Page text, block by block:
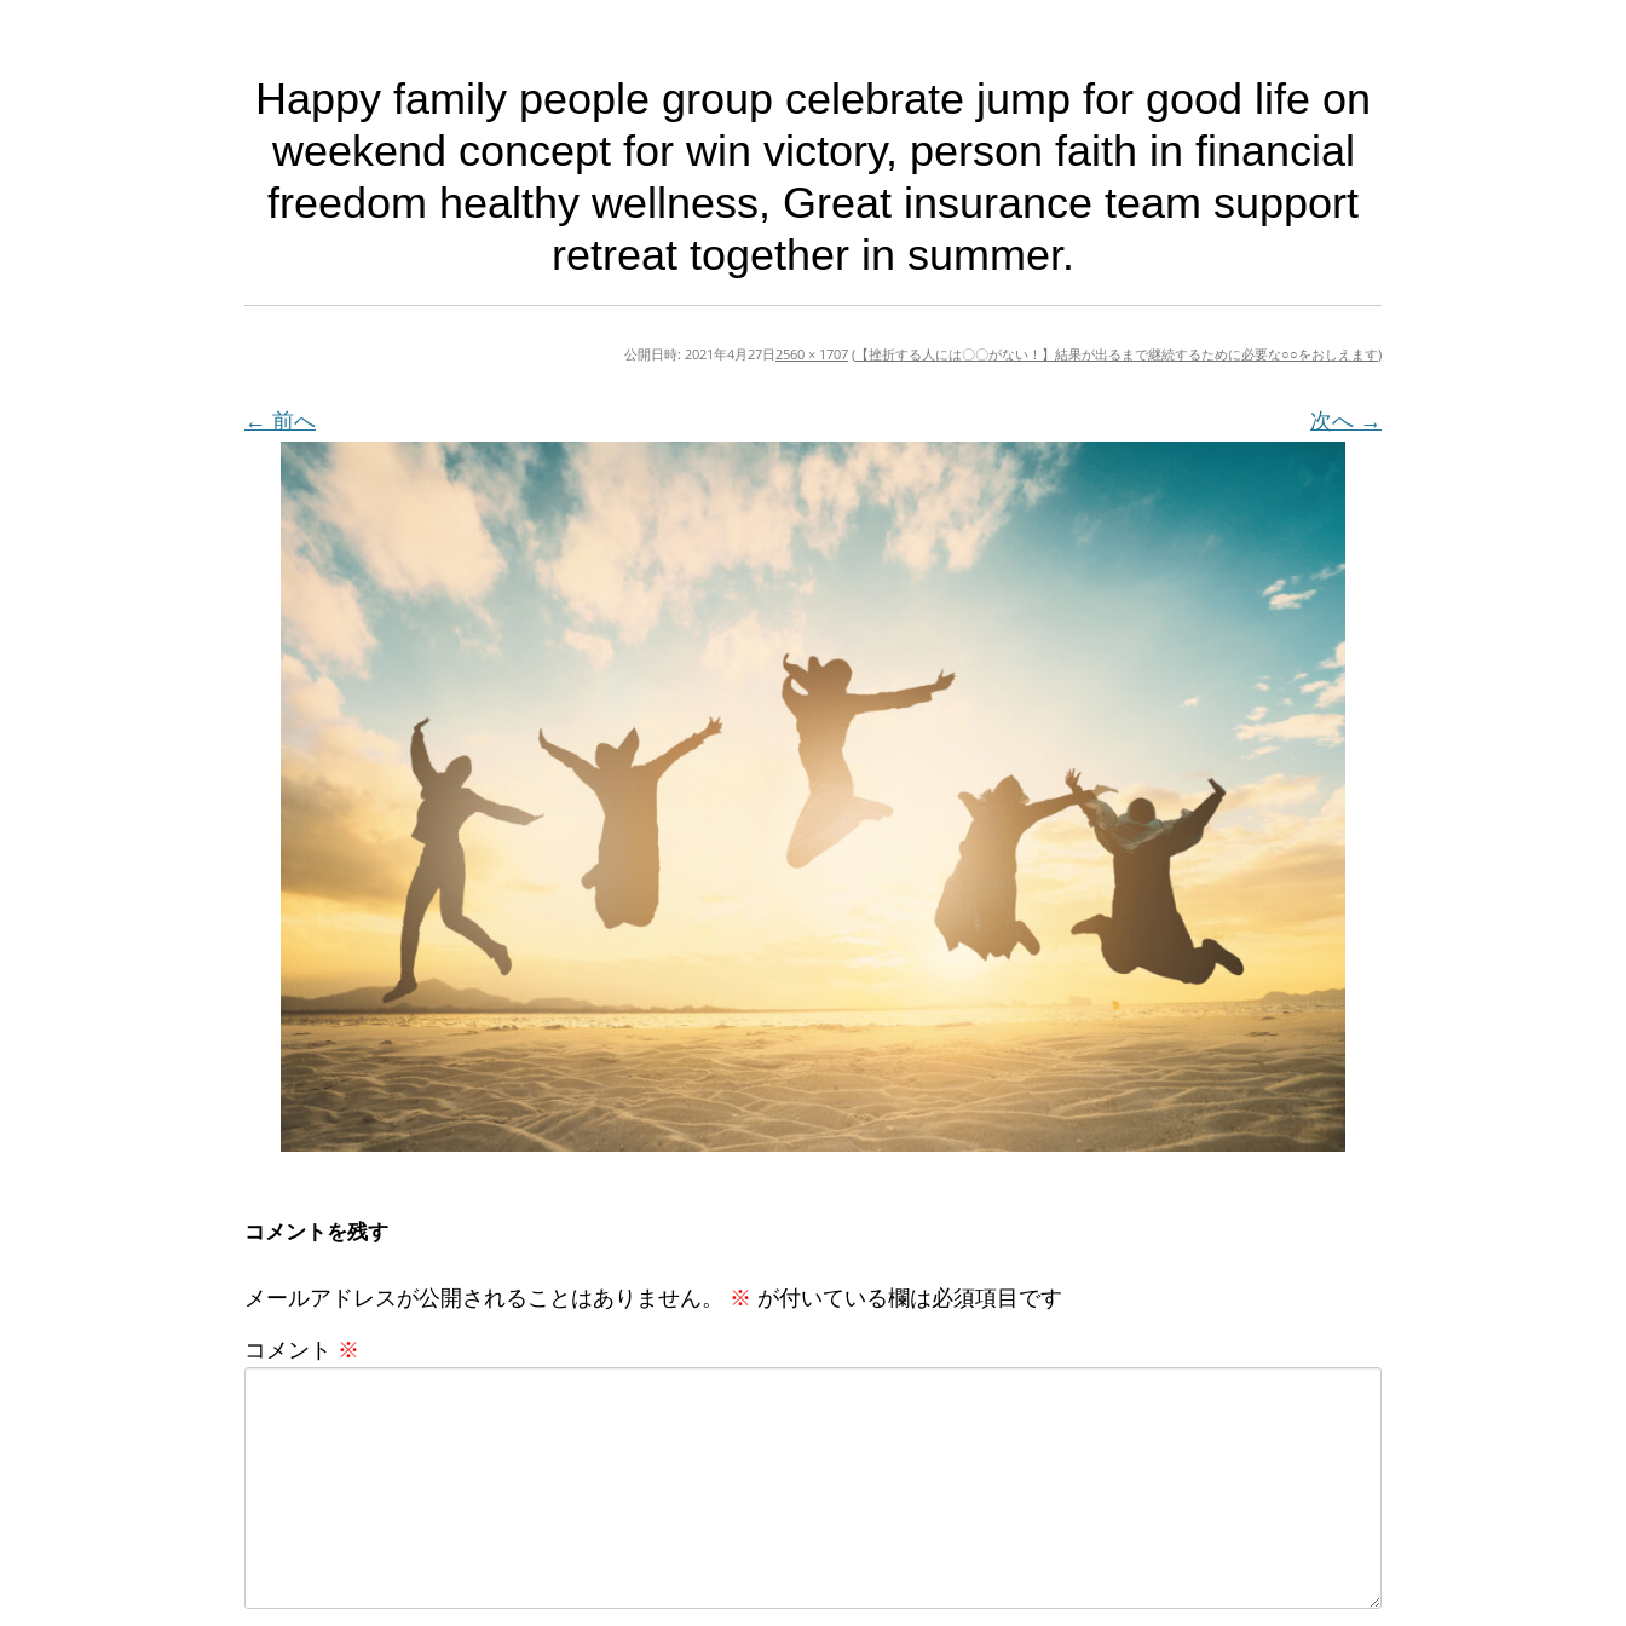
Happy family people group celebrate jump for good life on
weekend concept for win victory, person faith in financial
freedom healthy wellness, Great insurance team support
retreat together in summer.
公開日時: 2021年4月27日2560 × 1707 ( 【挫折する人には〇〇がない！】結果が出るまで継続するために必要な○○をおしえます)
← 前へ 次へ →
コメントを残す
メールアドレスが公開されることはありません。 ※ が付いている欄は必須項目です
コメント ※